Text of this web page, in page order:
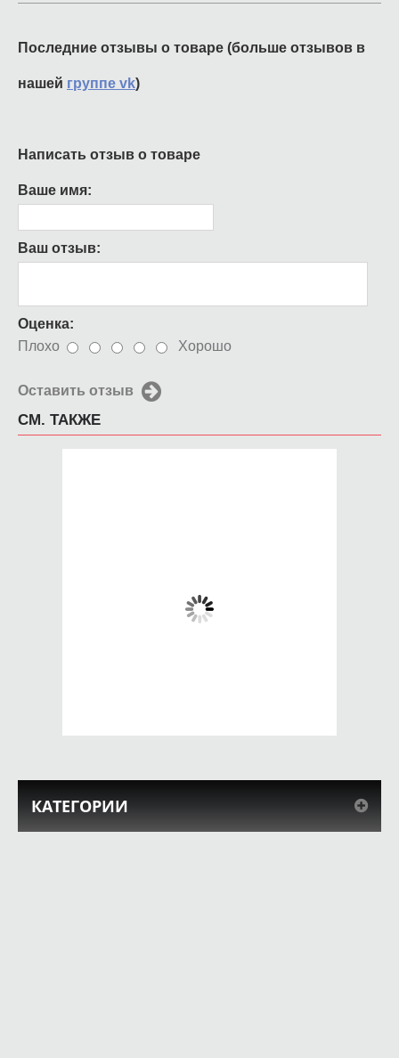
Последние отзывы о товаре (больше отзывов в
нашей группе vk)
Написать отзыв о товаре
Ваше имя:
Ваш отзыв:
Оценка:
Плохо
Хорошо
Оставить отзыв
СМ. ТАКЖЕ
Чехол для iPhone
КАТЕГОРИИ